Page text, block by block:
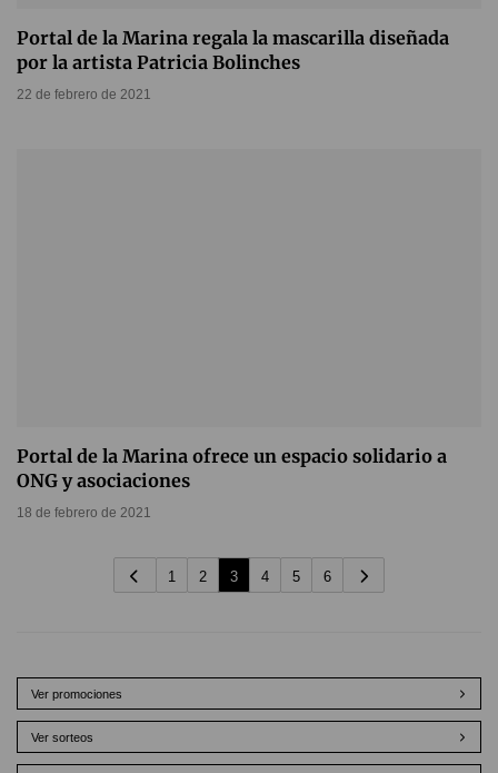
Portal de la Marina regala la mascarilla diseñada
por la artista Patricia Bolinches
22 de febrero de 2021
Portal de la Marina ofrece un espacio solidario a
ONG y asociaciones
18 de febrero de 2021
1 2 3 4 5 6
Ver promociones
Ver sorteos